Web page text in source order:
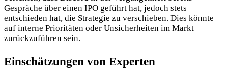
Gespräche über einen IPO geführt hat, jedoch stets
entschieden hat, die Strategie zu verschieben. Dies könnte
auf interne Prioritäten oder Unsicherheiten im Markt
zurückzuführen sein.
Einschätzungen von Experten